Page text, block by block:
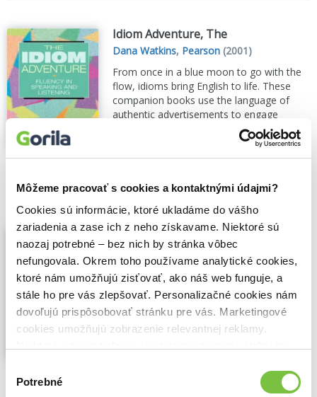
Môžeme pracovať s cookies a kontaktnými údajmi?
Cookies sú informácie, ktoré ukladáme do vášho
zariadenia a zase ich z neho získavame. Niektoré sú
naozaj potrebné – bez nich by stránka vôbec
nefungovala. Okrem toho používame analytické cookies,
ktoré nám umožňujú zisťovať, ako náš web funguje, a
stále ho pre vás zlepšovať. Personalizačné cookies nám
dovoľujú prispôsobovať stránku pre vás. Marketingové
cookies umožňujú zobrazenie relevantnej reklamy.
cookies.
súhlasu
Potrebné
Idiom Adventure, The
Dana Watkins, Pearson (2001)
From once in a blue moon to go with the
flow, idioms bring English to life. These
companion books use the language of
authentic advertisements to engage
students while helping them master the
often confusing task of decoding
American idioms. High-...Zobraziť viac
🍎 Vypredané
Idiom Adventure, The Audiocassette
Dana Watkins,Pearson(2001)
Zobraziť viac